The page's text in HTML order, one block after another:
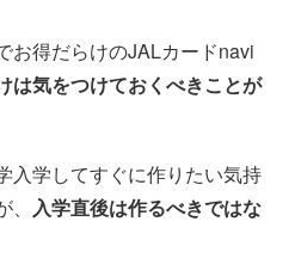
お得だらけのJALカードnavi
は気をつけておくべきことが
入学してすぐに作りたい気持
入学直後は作るべきではな